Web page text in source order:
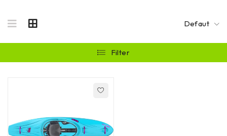
Defaut
Filter